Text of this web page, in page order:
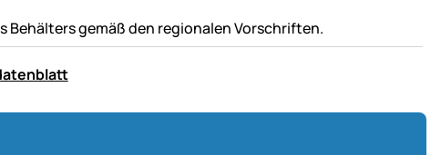
Behälters gemäß den regionalen Vorschriften.